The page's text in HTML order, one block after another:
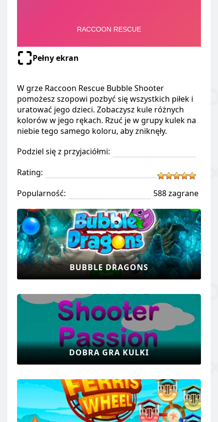
Pełny ekran
W grze Raccoon Rescue Bubble Shooter
pomożesz szopowi pozbyć się wszystkich piłek i
uratować jego dzieci. Zobaczysz kule różnych
kolorów w jego rękach. Rzuć je w grupy kulek na
niebie tego samego koloru, aby zniknęły.
Podziel się z przyjaciółmi:
Rating:
Popularność:
588 zagrane
BUBBLE DRAGONS
DOBRA GRA KULKI